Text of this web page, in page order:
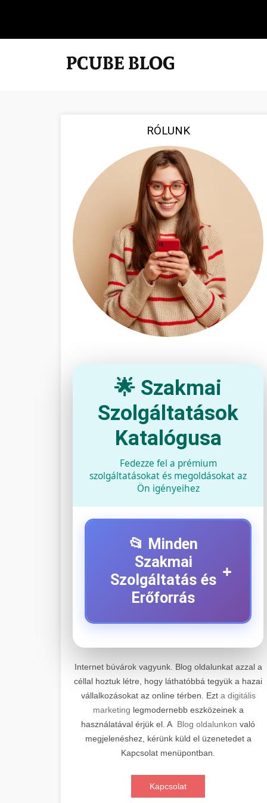
RÓLUNK
🌟 Szakmai
Szolgáltatások
Katalógusa
Fedezze fel a prémium
szolgáltatásokat és megoldásokat az
Ön igényeihez
📂 Minden
Szakmai
Szolgáltatás és
Erőforrás
+
+
Professzionális elektromos roller
javítási és karbantartási szolgáltatások.
Szakértő technikusaink minőségi
szervízt nyújtanak minden jelentős
márkához és modellhez.
Szervizközpont Látogatása
📊 2. Online Marketing
Ügynökség
+
Átfogó online marketing
szolgáltatások, beleértve a SEO-t,
közösségi média kezelést és digitális
hirdetéseket. Növekedés elérése
Elektromos Roller
Internet búvárok vagyunk. Blog oldalunkat azzal a
céllal hoztuk létre, hogy láthatóbbá tegyük a hazai
vállalkozásokat az online térben. Ezt a digitális
marketing legmodernebb eszközeinek a
használatával érjük el. A Blog oldalunkon való
megjelenéshez, kérünk küld el üzenetedet a
Kapcsolat menüpontban.
Kapcsolat